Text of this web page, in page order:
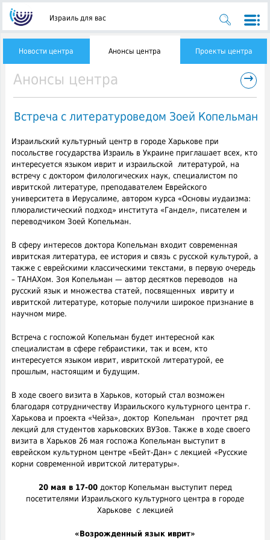
Израиль для вас
Новости центра Анонсы центра Проекты центра
Анонсы центра →
Встреча с литературоведом Зоей Копельман
Израильский культурный центр в городе Харькове при
посольстве государства Израиль в Украине приглашает всех, кто
интересуется языком иврит и израильской литературой, на
встречу с доктором филологических наук, специалистом по
ивритской литературе, преподавателем Еврейского
университета в Иерусалиме, автором курса «Основы иудаизма:
плюралистический подход» института «Гандел», писателем и
переводчиком Зоей Копельман.
В сферу интересов доктора Копельман входит современная
ивритская литература, ее история и связь с русской культурой, а
также с еврейскими классическими текстами, в первую очередь
– ТАНАХом. Зоя Копельман — автор десятков переводов на
русский язык и множества статей, посвященных ивриту и
ивритской литературе, которые получили широкое признание в
научном мире.
Встреча с госпожой Копельман будет интересной как
специалистам в сфере гебраистики, так и всем, кто
интересуется языком иврит, ивритской литературой, ее
прошлым, настоящим и будущим.
В ходе своего визита в Харьков, который стал возможен
благодаря сотрудничеству Израильского культурного центра г.
Харькова и проекта «Чейза», доктор Копельман прочтет ряд
лекций для студентов харьковских ВУЗов. Также в ходе своего
визита в Харьков 26 мая госпожа Копельман выступит в
еврейском культурном центре «Бейт-Дан» с лекцией «Русские
корни современной ивритской литературы».
20 мая в 17-00 доктор Копельман выступит перед
посетителями Израильского культурного центра в городе
Харькове с лекцией
«Возрожденный язык иврит»